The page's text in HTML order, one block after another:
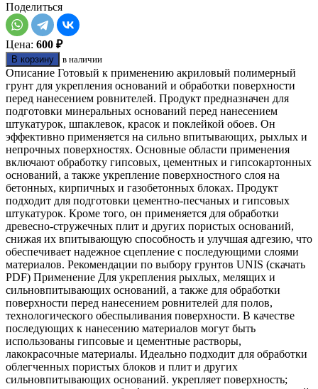
Поделиться
Цена: 600 ₽
В корзину в наличии
Описание Готовый к применению акриловый полимерный
грунт для укрепления оснований и обработки поверхности
перед нанесением ровнителей. Продукт предназначен для
подготовки минеральных оснований перед нанесением
штукатурок, шпаклевок, красок и поклейкой обоев. Он
эффективно применяется на сильно впитывающих, рыхлых и
непрочных поверхностях. Основные области применения
включают обработку гипсовых, цементных и гипсокартонных
оснований, а также укрепление поверхностного слоя на
бетонных, кирпичных и газобетонных блоках. Продукт
подходит для подготовки цементно-песчаных и гипсовых
штукатурок. Кроме того, он применяется для обработки
древесно-стружечных плит и других пористых оснований,
снижая их впитывающую способность и улучшая адгезию, что
обеспечивает надежное сцепление с последующими слоями
материалов. Рекомендации по выбору грунтов UNIS (скачать
PDF) Применение Для укрепления рыхлых, мелящих и
сильновпитывающих оснований, а также для обработки
поверхности перед нанесением ровнителей для полов,
технологического обеспыливания поверхности. В качестве
последующих к нанесению материалов могут быть
использованы гипсовые и цементные растворы,
лакокрасочные материалы. Идеально подходит для обработки
облегченных пористых блоков и плит и других
сильновпитывающих оснований. укрепляет поверхность;